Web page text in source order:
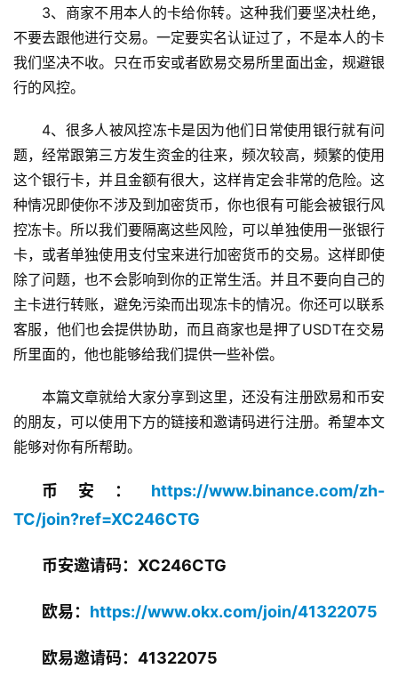
3、商家不用本人的卡给你转。这种我们要坚决杜绝，
不要去跟他进行交易。一定要实名认证过了，不是本人的卡
我们坚决不收。只在币安或者欧易交易所里面出金，规避银
行的风控。
4、很多人被风控冻卡是因为他们日常使用银行就有问
题，经常跟第三方发生资金的往来，频次较高，频繁的使用
这个银行卡，并且金额有很大，这样肯定会非常的危险。这
种情况即使你不涉及到加密货币，你也很有可能会被银行风
控冻卡。所以我们要隔离这些风险，可以单独使用一张银行
卡，或者单独使用支付宝来进行加密货币的交易。这样即使
除了问题，也不会影响到你的正常生活。并且不要向自己的
主卡进行转账，避免污染而出现冻卡的情况。你还可以联系
客服，他们也会提供协助，而且商家也是押了USDT在交易
所里面的，他也能够给我们提供一些补偿。
本篇文章就给大家分享到这里，还没有注册欧易和币安
的朋友，可以使用下方的链接和邀请码进行注册。希望本文
能够对你有所帮助。
币安： https://www.binance.com/zh-
TC/join?ref=XC246CTG
币安邀请码：XC246CTG
欧易： https://www.okx.com/join/41322075
欧易邀请码：41322075